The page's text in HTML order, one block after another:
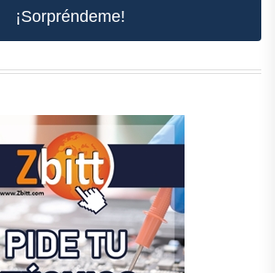
¡Sorpréndeme!